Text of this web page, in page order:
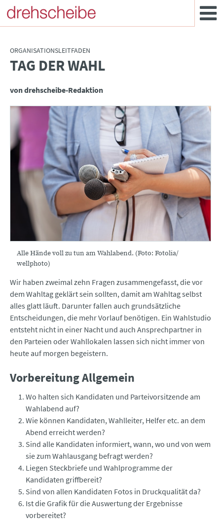
ORGANISATIONSLEITFADEN
:TAG DER WAHL
von drehscheibe-Redaktion
Alle Hände voll zu tun am Wahlabend. (Foto: Fotolia/
wellphoto)
Wir haben zweimal zehn Fragen zusammengefasst, die vor
dem Wahltag geklärt sein sollten, damit am Wahltag selbst
alles glatt läuft. Darunter fallen auch grundsätzliche
Entscheidungen, die mehr Vorlauf benötigen. Ein Wahlstudio
entsteht nicht in einer Nacht und auch Ansprechpartner in
den Parteien oder Wahllokalen lassen sich nicht immer von
heute auf morgen begeistern.
Vorbereitung Allgemein
Wo halten sich Kandidaten und Parteivorsitzende am
Wahlabend auf?
Wie können Kandidaten, Wahlleiter, Helfer etc. an dem
Abend erreicht werden?
Sind alle Kandidaten informiert, wann, wo und von wem
sie zum Wahlausgang befragt werden?
Liegen Steckbriefe und Wahlprogramme der
Kandidaten griffbereit?
Sind von allen Kandidaten Fotos in Druckqualität da?
Ist die Grafik für die Auswertung der Ergebnisse
vorbereitet?